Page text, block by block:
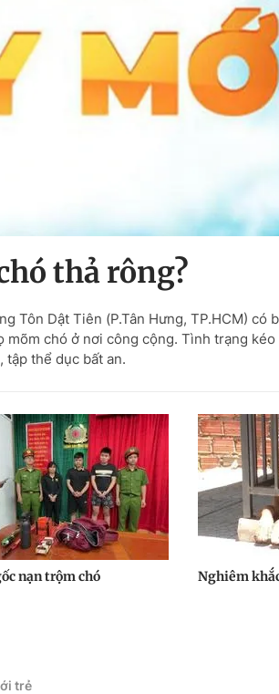
thả rông?
Tôn Dật Tiên (P.Tân Hưng, TP.HCM) có
chó ở nơi công cộng. Tình trạng kéo
tập thể dục bất an.
nạn trộm chó Nghiêm
trẻ